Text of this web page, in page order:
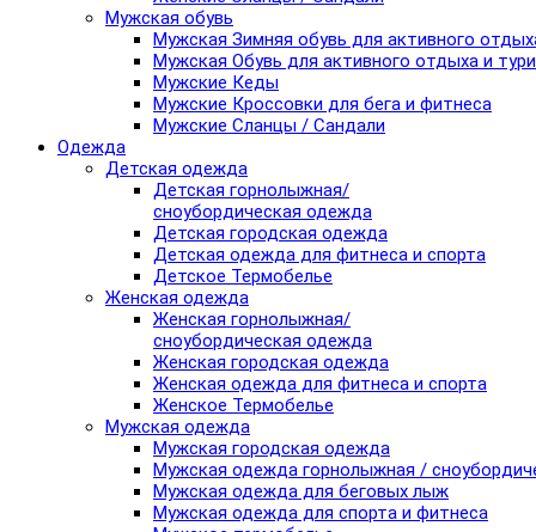
Мужская обувь
Мужская Зимняя обувь для активного
Мужская Обувь для активного отдыха и
Мужские Кеды
Мужские Кроссовки для бега и фитнеса
Мужские Сланцы / Сандали
Одежда
Детская одежда
Детская горнолыжная/
сноубордическая одежда
Детская городская одежда
Детская одежда для фитнеса и спорта
Детское Термобелье
Женская одежда
Женская горнолыжная/
сноубордическая одежда
Женская городская одежда
Женская одежда для фитнеса и спорта
Женское Термобелье
Мужская одежда
Мужская городская одежда
Мужская одежда горнолыжная /
Мужская одежда для беговых лыж
Мужская одежда для спорта и фитнеса